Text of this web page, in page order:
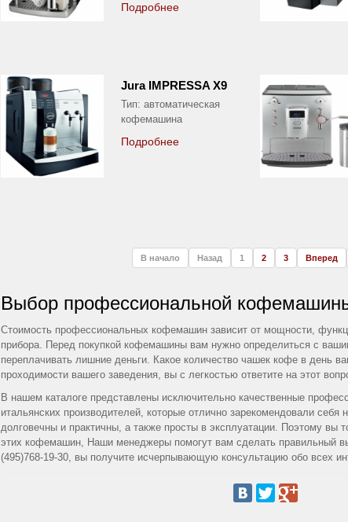
Подробнее
Jura IMPRESSA X9
Тип: автоматическая
кофемашина
Подробнее
В начало Назад 1 2 3 Вперед
Выбор профессиональной
Стоимость профессиональных кофемашин зависит от мощности,
прибора. Перед покупкой кофемашины вам нужно определиться с
переплачивать лишние деньги. Какое количество чашек кофе в день
проходимости вашего заведения, вы с легкостью ответите на этот
В нашем каталоге представлены исключительно качественные
итальянских производителей, которые отлично зарекомендовали
долговечны и практичны, а также просты в эксплуатации. Поэтому вы
этих кофемашин, Наши менеджеры помогут вам сделать правильный
(495)768-19-30, вы получите исчерпывающую консультацию обо всех